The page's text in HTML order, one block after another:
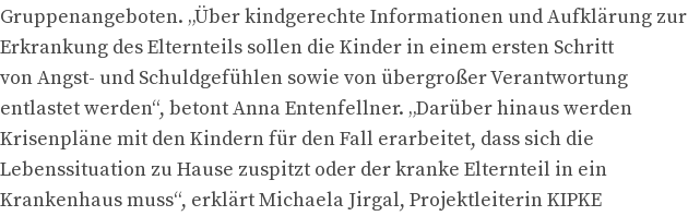
Gruppenangeboten. „Über kindgerechte Informationen und Aufklärung zur
Erkrankung des Elternteils sollen die Kinder in einem ersten Schritt
von Angst- und Schuldgefühlen sowie von übergroßer Verantwortung
entlastet werden“, betont Anna Entenfellner. „Darüber hinaus werden
Krisenpläne mit den Kindern für den Fall erarbeitet, dass sich die
Lebenssituation zu Hause zuspitzt oder der kranke Elternteil in ein
Krankenhaus muss“, erklärt Michaela Jirgal, Projektleiterin KIPKE